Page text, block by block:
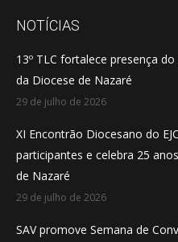
opens
new
window
opens
new
window
opens
new
window
NOTÍCIAS
13º TLC fortalece presença
da Diocese de Nazaré
29 de julho de 2026
XI Encontrão Diocesano do
participantes e celebra 25
de Nazaré
29 de julho de 2026
SAV promove Semana de